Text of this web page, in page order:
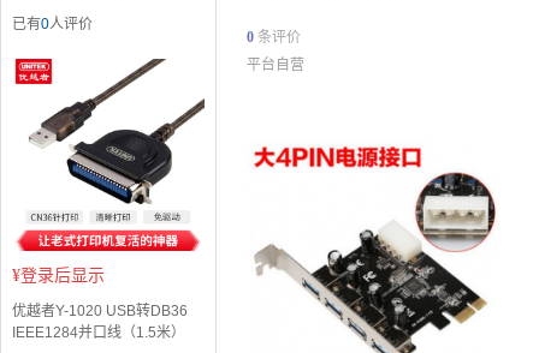
已有0人评价
¥登录后显示
优越者Y-1020 USB转DB36
IEEE1284并口线（1.5米）
0 条评价
平台自营